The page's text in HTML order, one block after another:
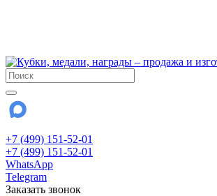
+7 (499) 151-52-01
+7 (499) 151-52-01
WhatsApp
Telegram
Заказать звонок